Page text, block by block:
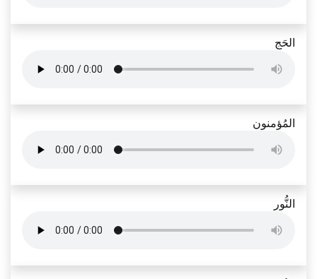
الحَج
المُؤمنون
النُّور